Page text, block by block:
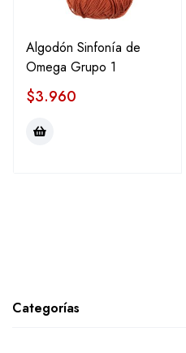
Categorías
Algodón Sinfonía de
Omega Grupo 1
$3.960